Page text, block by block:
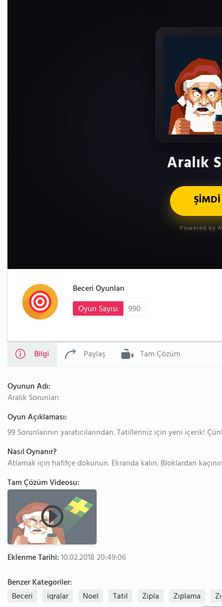
Aralık
Powered by
Beceri Oyunları
Oyun Sayısı
990
Bilgi Paylaş Tam Çözüm
Oyunun Adı:
Aralık Sorunları
Oyun Açıklaması:
99 Sorunlarının yaratıcılarından. Tatilleriniz için yeni içerik!
Nasıl Oynanır?
Atlamak için hafifçe dokunun. Ekranda kalın. Bloklardan
Tam Çözüm Videosu:
Eklenme Tarihi:10.02.2018 20:49:06
Benzer Kategoriler:
Beceri
iqralar Noel Tatil Zıpla Zıplama